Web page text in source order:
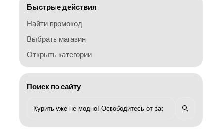
Быстрые действия
Найти промокод
Выбрать магазин
Открыть категории
Поиск по сайту